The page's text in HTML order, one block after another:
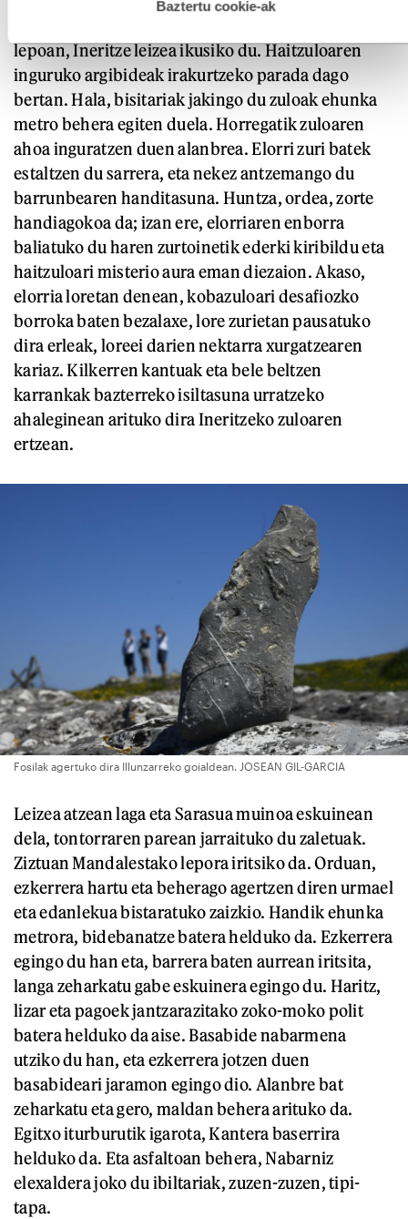
esplizitua ematen diguzu.Gehiago irakurri
Baztertu cookie-ak
lepoan, Ineritze leizea ikusiko du. Haitzuloaren
inguruko argibideak irakurtzeko parada dago
bertan. Hala, bisitariak jakingo du zuloak ehunka
metro behera egiten duela. Horregatik zuloaren
ahoa inguratzen duen alanbrea. Elorri zuri batek
estaltzen du sarrera, eta nekez antzemango du
barrunbearen handitasuna. Huntza, ordea, zorte
handiagokoa da; izan ere, elorriaren enborra
baliatuko du haren zurtoinetik ederki kiribildu eta
haitzuloari misterio aura eman diezaion. Akaso,
elorria loretan denean, kobazuloari desafiozko
borroka baten bezalaxe, lore zurietan pausatuko
dira erleak, loreei darien nektarra xurgatzearen
kariaz. Kilkerren kantuak eta bele beltzen
karrankak bazterreko isiltasuna urratzeko
ahaleginean arituko dira Ineritzeko zuloaren
ertzean.
Fosilak agertuko dira Illunzarreko goialdean. JOSEAN GIL-GARCIA
Leizea atzean laga eta Sarasua muinoa eskuinean
dela, tontorraren parean jarraituko du zaletuak.
Ziztuan Mandalestako lepora iritsiko da. Orduan,
ezkerrera hartu eta beherago agertzen diren urmael
eta edanlekua bistaratuko zaizkio. Handik ehunka
metrora, bidebanatze batera helduko da. Ezkerrera
egingo du han eta, barrera baten aurrean iritsita,
langa zeharkatu gabe eskuinera egingo du. Haritz,
lizar eta pagoek jantzarazitako zoko-moko polit
batera helduko da aise. Basabide nabarmena
utziko du han, eta ezkerrera jotzen duen
basabideari jaramon egingo dio. Alanbre bat
zeharkatu eta gero, maldan behera arituko da.
Egitxo iturburutik igarota, Kantera baserrira
helduko da. Eta asfaltoan behera, Nabarniz
elexaldera joko du ibiltariak, zuzen-zuzen, tipi-
tapa.